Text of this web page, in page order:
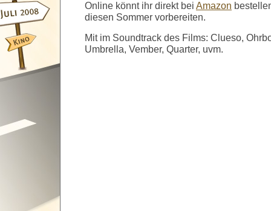
Online könnt ihr direkt bei Amazon
diesen Sommer vorbereiten.
Mit im Soundtrack des Films: Clueso,
Umbrella, Vember, Quarter, uvm.